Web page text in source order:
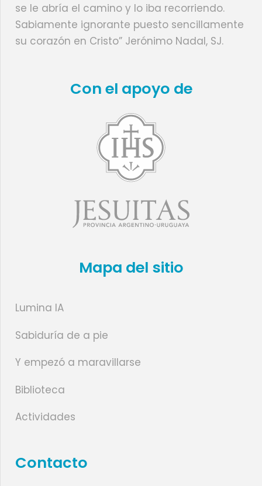
se le abría el camino y lo iba recorriendo.
Sabiamente ignorante puesto sencillamente
su corazón en Cristo” Jerónimo Nadal, SJ.
Con el apoyo de
Mapa del sitio
Lumina IA
Sabiduría de a pie
Y empezó a maravillarse
Biblioteca
Actividades
Contacto